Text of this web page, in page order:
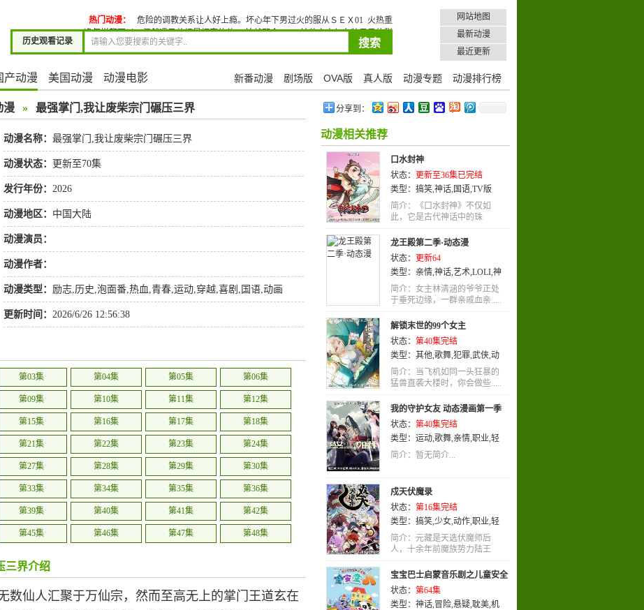
历史观看记录
热门动漫： 危险的调教关系让人好上瘾。坏心年下男过火的服从ＳＥＸ01 火热重
逢怎样都可以?~偶然遇见曾经是初恋的他,一拍就即合。~3 扶他主人与女装男子的甜
大正小小先生
网站地图
最新动漫
最近更新
产动漫 美国动漫 动漫电影 新番动漫 剧场版 OVA版 真人版 动漫专题 动漫排行榜
漫 » 最强掌门,我让废柴宗门碾压三界
动漫名称： 最强掌门,我让废柴宗门碾压三界
动漫状态： 更新至70集
发行年份： 2026
动漫地区： 中国大陆
动漫演员：
动漫作者：
动漫类型： 励志,历史,泡面番,热血,青春,运动,穿越,喜剧 , 国语,动画
更新时间： 2026/6/26 12:56:38
第03集 第04集 第05集 第06集
第09集 第10集 第11集 第12集
第15集 第16集 第17集 第18集
第21集 第22集 第23集 第24集
第27集 第28集 第29集 第30集
第33集 第34集 第35集 第36集
第39集 第40集 第41集 第42集
第45集 第46集 第47集 第48集
第57集 第58集 第59集 第60集
第63集 第64集 第65集 第66集
三界介绍
数仙人汇聚于万仙宗，然而至高无上的掌门王道玄在
分享到：
动漫相关推荐
口水封神
状态： 更新至36集已完结
类型： 搞笑,神话, 国语,TV版
简介：《口水封神》不仅如
此，它是古代神话中的珠
宝，.....
龙王殿第二季·动态漫
状态： 更新64
类型： 亲情,神话,艺术,LOLI,神
魔,治愈,机械,励志,奇幻,热血,未
来,剧情,悬疑 萝莉,后宫,吸血鬼
犯罪,搞笑,教育,益智,轻松,格斗,
魔法,恐怖,科幻, 歌舞,
机战,青春,冒险,侦探
爱,校园,动作,泡面番,战争,忍者
刑侦,推理,同人,竞技,童话,少女
少年,喜剧,亲子,国语,职场,耽美
动画,宠物
简介：女主林清涵的爷爷正处
于垂死边缘，一群亲戚血亲.....
解锁末世的99个女主
状态： 第40集完结
类型： 其他,歌舞,犯罪,武侠,动
画,国语
简介：当飞机如同一头狂暴的
猛兽直袭大楼时，你会做些.....
我的守护女友 动态漫画第一季
状态： 第40集完结
类型： 运动,歌舞,亲情,职业,轻
松
简介：暂无简介...
戍天伏魔录
状态： 第16集完结
类型： 搞笑,少女,动作,职业,轻
松,TV版,剧情,国语,奇幻,动画
简介：元藏是天选伏魔师后
人，十余年前魔族势力陆王
手.....
宝宝巴士启蒙音乐剧之儿童安全
状态： 第64集
类型： 神话,冒险,悬疑,耽美,机